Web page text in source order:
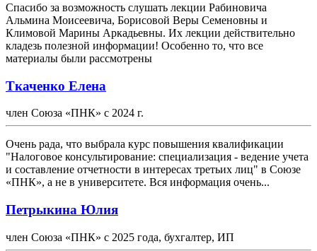
Спасибо за возможность слушать лекции Рабиновича
Альмина Моисеевича, Борисовой Веры Семеновны и
Климовой Марины Аркадьевны. Их лекции действительно
кладезь полезной информации! Особенно то, что все
материалы были рассмотрены
Ткаченко Елена
член Союза «ПНК» с 2024 г.
Очень рада, что выбрала курс повышения квалификации
"Налоговое консультирование: специализация - ведение учета
и составление отчетности в интересах третьих лиц" в Союзе
«ПНК», а не в университете. Вся информация очень...
Петрыкина Юлия
член Союза «ПНК» с 2025 года, бухгалтер, ИП